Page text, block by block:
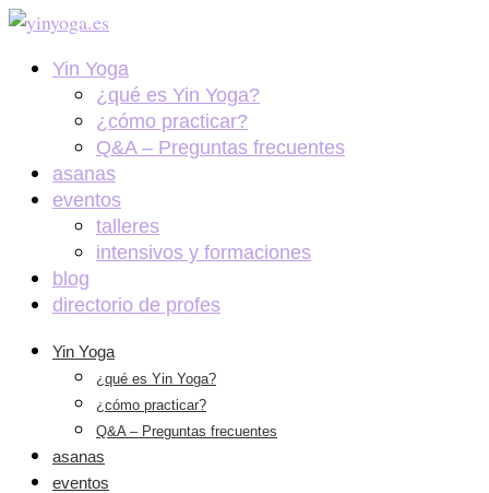
Yin Yoga
¿qué es Yin Yoga?
¿cómo practicar?
Q&A – Preguntas frecuentes
asanas
eventos
talleres
intensivos y formaciones
blog
directorio de profes
Yin Yoga
¿qué es Yin Yoga?
¿cómo practicar?
Q&A – Preguntas frecuentes
asanas
eventos